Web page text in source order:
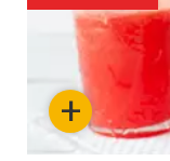
section
37
+